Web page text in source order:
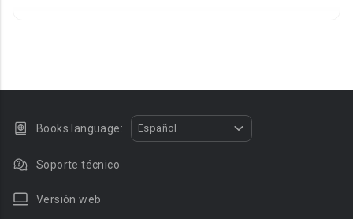
Books language: Español
Soporte técnico
Versión web